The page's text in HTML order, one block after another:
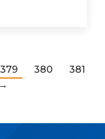
379 380
381
→